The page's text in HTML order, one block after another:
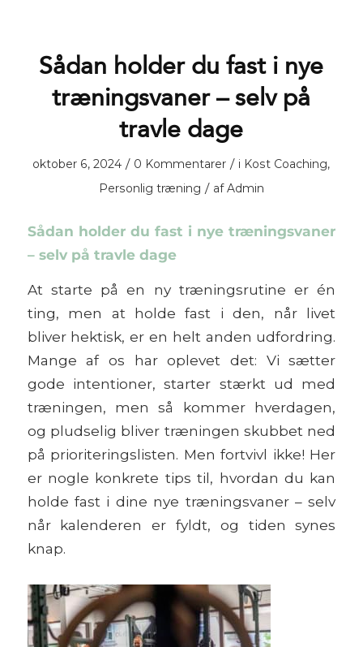
Sådan holder du fast i nye
træningsvaner – selv på
travle dage
oktober 6, 2024 / 0 Kommentarer / i Kost Coaching,
Personlig træning / afAdmin
Sådan holder du fast i nye træningsvaner
– selv på travle dage
At starte på en ny træningsrutine er én
ting, men at holde fast i den, når livet
bliver hektisk, er en helt anden udfordring.
Mange af os har oplevet det: Vi sætter
gode intentioner, starter stærkt ud med
træningen, men så kommer hverdagen,
og pludselig bliver træningen skubbet ned
på prioriteringslisten. Men fortvivl ikke! Her
er nogle konkrete tips til, hvordan du kan
holde fast i dine nye træningsvaner – selv
når kalenderen er fyldt, og tiden synes
knap.